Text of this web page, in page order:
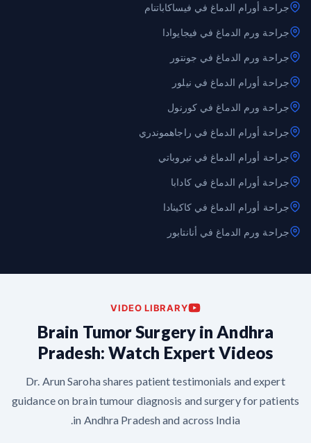
جراحة أورام الدماغ في فيساكاباتنام
جراحة ورم الدماغ في فيجايوادا
جراحة ورم الدماغ في جونتور
جراحة أورام الدماغ في نيلور
جراحة ورم الدماغ في كورنول
جراحة أورام الدماغ في راجاهموندري
جراحة أورام الدماغ في تيروباتي
جراحة أورام الدماغ في كادابا
جراحة أورام الدماغ في كاكينادا
جراحة ورم الدماغ في أنانتابور
VIDEO LIBRARY
Brain Tumor Surgery in Andhra
Pradesh: Watch Expert Videos
Dr. Arun Saroha shares patient testimonials and expert
guidance on brain tumour diagnosis and surgery for patients
in Andhra Pradesh and across India.